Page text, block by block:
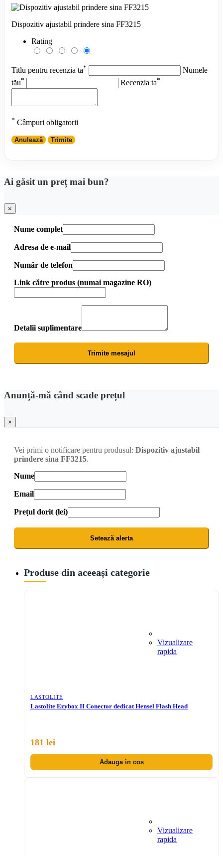
Dispozitiv ajustabil prindere sina FF3215
Rating
Titlu pentru recenzia ta*
Numele
tău* Recenzia ta*
* Câmpuri obligatorii
Anulează Trimite
Ai găsit un preț mai bun?
×
Nume complet
Adresa de e-mail
Număr de telefon
Link către produs (numai magazine RO)
Detalii suplimentare
Trimite mesajul
Anunță-mă când scade prețul
×
Vei primi o notificare pentru produsul: Dispozitiv ajustabil
prindere sina FF3215.
Nume
Email
Prețul dorit (lei)
Setează alerta
Produse din aceeași categorie
Vizualizare
rapida
LASTOLITE
Lastolite Ezybox II Conector dedicat Hensel Flash Head
181 lei
Adauga in cos
Vizualizare
rapida